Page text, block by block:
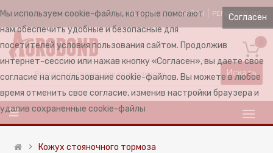
RUSSIAN ВОЙТИ РЕГИСТРАЦИЯ
Искать
Кожух стояночного тормоза
Согласен
Мы используем cookie-файлы, которые помогают
нам обеспечить удобные и безопасные для
посетителей условия пользования сайтом. Продолжив
интернет-сессию или нажав кнопку «Согласен», вы даете свое
согласие на использование cookie-файлов. Вы можете в любое
время отменить свое согласие, изменив настройки браузера и
удалив сохраненные cookie-файлы